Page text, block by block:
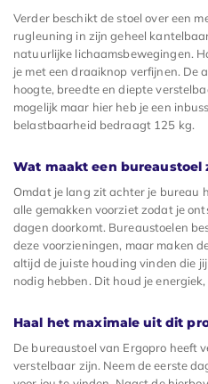
Verder beschikt de stoel over een
rugleuning in zijn geheel
natuurlijke lichaamsbewegingen.
je met een draaiknop verfijnen. De
hoogte, breedte en diepte
mogelijk maar hier heb je een
belastbaarheid bedraagt 125 kg.
Wat maakt een bureaustoel
Omdat je lang zit achter je bureau
alle gemakken voorziet zodat je
dagen doorkomt. Bureaustoelen
deze voorzieningen, maar maken
altijd de juiste houding vinden die
nodig hebben. Dit houd je
Haal het maximale uit dit
De bureaustoel van Ergopro heeft
verstelbaar zijn. Neem de eerste